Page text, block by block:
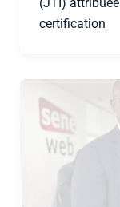
certification